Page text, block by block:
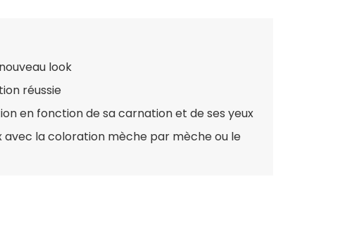
look
réussie
en fonction de sa carnation et de ses yeux
avec la coloration mèche par mèche ou le